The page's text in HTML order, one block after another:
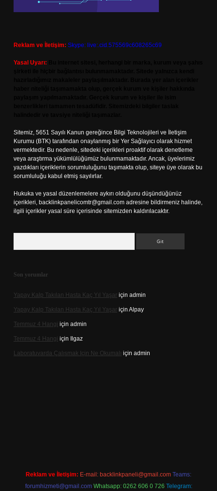
Reklam ve İletişim: Skype: live:.cid.575569c608265c69
Yasal Uyarı:
Sitemiz, 5651 Sayılı Kanun gereğince Bilgi Teknolojileri ve İletişim
Kurumu (BTK) tarafından onaylanmış bir Yer Sağlayıcı olarak hizmet
vermektedir. Bu nedenle, sitedeki içerikleri proaktif olarak denetleme
veya araştırma yükümlülüğümüz bulunmamaktadır. Ancak, üyelerimiz
yazdıkları içeriklerin sorumluluğunu taşımakta olup, siteye üye olarak bu
sorumluluğu kabul etmiş sayılırlar.
Hukuka ve yasal düzenlemelere aykırı olduğunu düşündüğünüz
içerikleri, backlinkpanelicomtr@gmail.com adresine bildirmeniz halinde,
ilgili içerikler yasal süre içerisinde sitemizden kaldırılacaktır.
Son yorumlar
Yapay Kalp Takılan Hasta Kaç Yıl Yaşar için admin
Yapay Kalp Takılan Hasta Kaç Yıl Yaşar için Alpay
Temmuz 4 Hangi için admin
Temmuz 4 Hangi için Ilgaz
Laboratuvarda Çalışmak Için Ne Okumalı için admin
Reklam ve İletişim: E-mail: backlinkpaneli@gmail.com Teams:
forumhizmeti@gmail.com Whatsapp: 0262 606 0 726 Telegram: